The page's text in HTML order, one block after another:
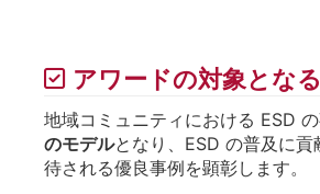
アワードの対象とな
地域コミュニティにおける ESD
のモデルとなり、ESD の普及に貢
待される優良事例を顕彰します。